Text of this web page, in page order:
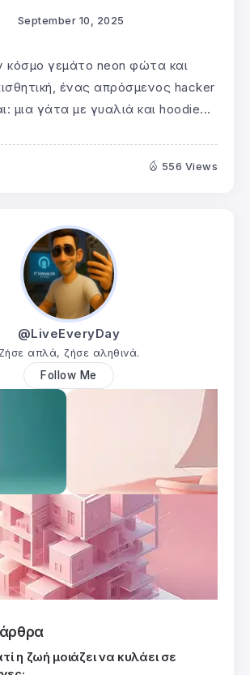
September 10, 2025
κόσμο γεμάτο neon φώτα και
ένας απρόσμενος hacker
μια γάτα με γυαλιά και hoodie...
556 Views
@LiveEveryDay
Ζήσε απλά, ζήσε αληθινά.
Follow Me
η ζωή μοιάζει να κυλάει σε